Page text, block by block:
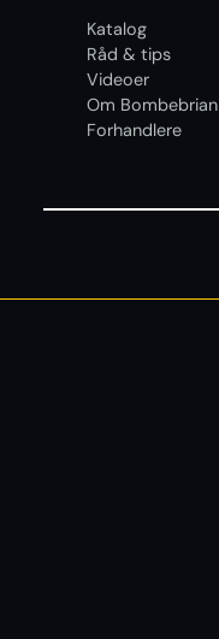
Katalog
Råd & tips
Videoer
Om Bombebrian
Forhandlere